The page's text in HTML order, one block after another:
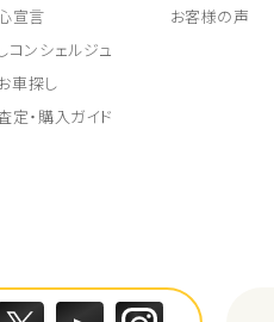
宣言
コンシェルジュ
車探し
定・購入ガイド
お客様の声